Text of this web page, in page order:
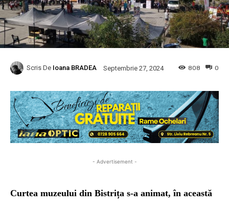
Scris De Ioana BRADEA Septembrie 27, 2024 0
808
- Advertisement -
Curtea muzeului din Bistrița s-a animat, în această